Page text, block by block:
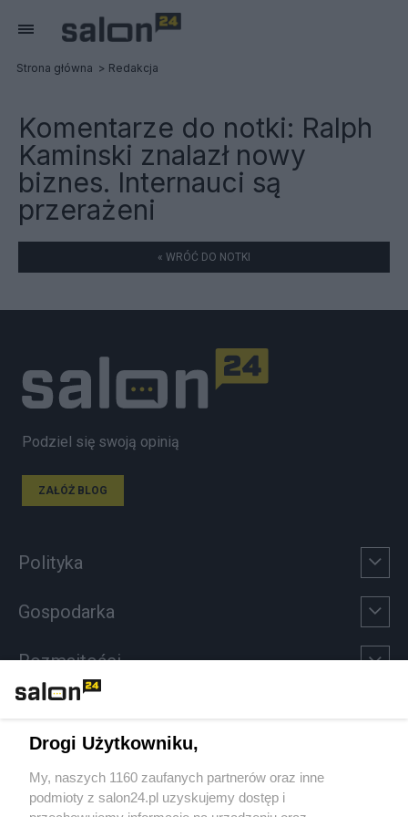
Strona główna Redakcja
Komentarze do notki: Ralph
Kaminski znalazł nowy
biznes. Internauci są
przerażeni
« WRÓĆ DO NOTKI
Podziel się swoją opinią
ZAŁÓŻ BLOG
Polityka
Gospodarka
Rozmaitości
Sport
Społeczeństwo
Drogi Użytkowniku,
My, naszych 1160 zaufanych partnerów oraz inne
podmioty z salon24.pl uzyskujemy dostęp i